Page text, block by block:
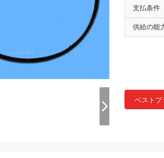
支払条件
供給の能
ベストプ